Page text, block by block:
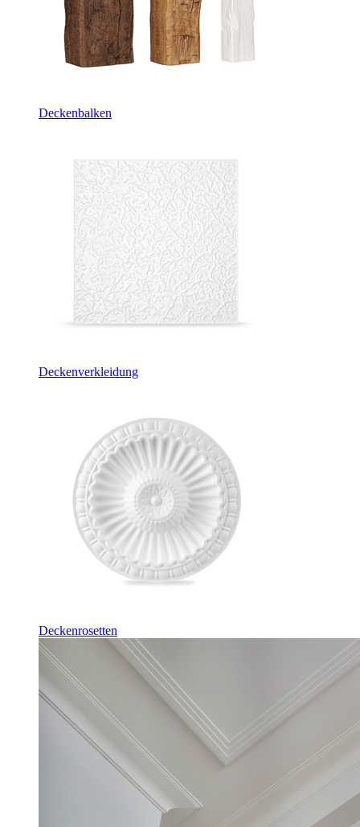
Deckenbalken
Deckenverkleidung
Deckenrosetten